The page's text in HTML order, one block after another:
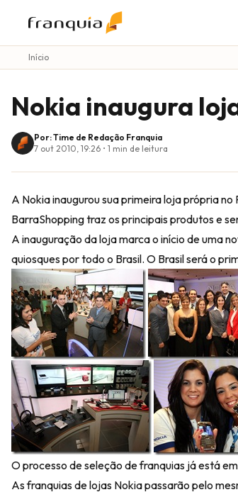
Início
Nokia inaugura
Por: Time de Redação Franquia
7 out 2010, 19:26 • 1 min de leitura
A Nokia inaugurou sua primeira loja própria
BarraShopping traz os principais produtos e
A inauguração da loja marca o início de uma
quiosques por todo o Brasil. O Brasil será o
O processo de seleção de franquias já está
As franquias de lojas Nokia passarão pelo